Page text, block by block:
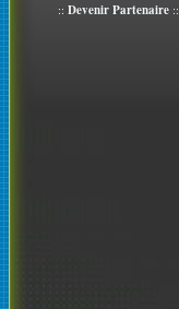
:: Devenir Partenaire ::